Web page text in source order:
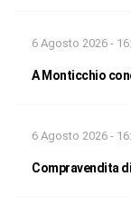
6 Agosto 2026 -
A Monticchio
6 Agosto 2026 -
Compravendita